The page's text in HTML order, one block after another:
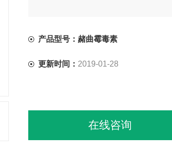
产品型号：赭曲霉毒素
更新时间： 2019-01-28
在线咨询